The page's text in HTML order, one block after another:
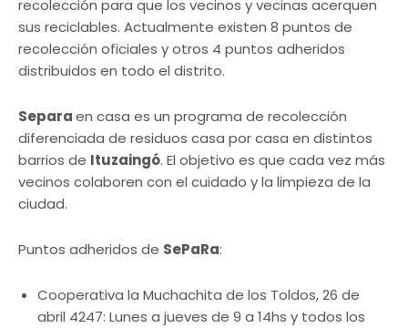
recolección para que los vecinos y vecinas acerquen
sus reciclables. Actualmente existen 8 puntos de
recolección oficiales y otros 4 puntos adheridos
distribuidos en todo el distrito.
Separaen casa es un programa de recolección
diferenciada de residuos casa por casa en distintos
barrios de Ituzaingó. El objetivo es que cada vez más
vecinos colaboren con el cuidado y la limpieza de la
ciudad.
Puntos adheridos de SePaRa:
Cooperativa la Muchachita de los Toldos, 26 de
abril 4247: Lunes a jueves de 9 a 14hs y todos los